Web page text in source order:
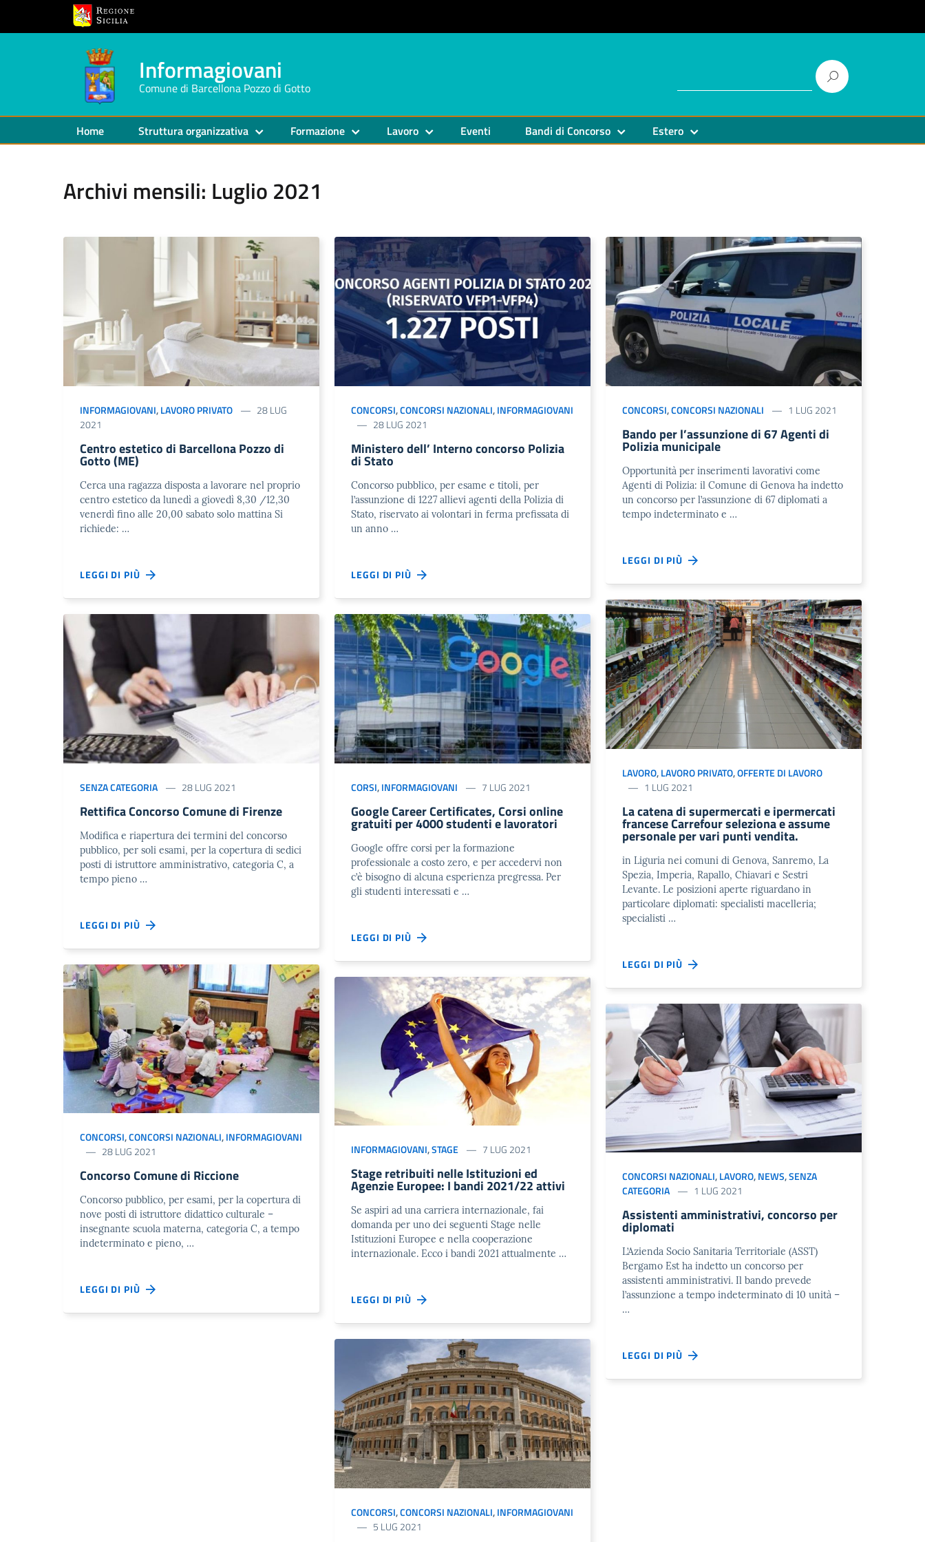
Informagiovani
Comune di Barcellona Pozzo di Gotto
Home Struttura organizzativa Formazione Lavoro Eventi Bandi di Concorso Estero
Archivi mensili: Luglio 2021
INFORMAGIOVANI,LAVORO PRIVATO
28 LUG
2021
Centro estetico di Barcellona Pozzo di
Gotto (ME)
Cerca una ragazza disposta a lavorare nel proprio
centro estetico da lunedì a giovedì 8,30 /12,30
venerdì fino alle 20,00 sabato solo mattina Si
richiede: …
LEGGI DI PIÙ
SENZA CATEGORIA 28 LUG 2021
Rettifica Concorso Comune di Firenze
Modifica e riapertura dei termini del concorso
pubblico, per soli esami, per la copertura di sedici
posti di istruttore amministrativo, categoria C, a
tempo pieno …
LEGGI DI PIÙ
CONCORSI,CONCORSI NAZIONALI,INFORMAGIOVANI
28 LUG 2021
Concorso Comune di Riccione
Concorso pubblico, per esami, per la copertura di
nove posti di istruttore didattico culturale –
insegnante scuola materna, categoria C, a tempo
indeterminato e pieno, …
LEGGI DI PIÙ
CONCORSI,CONCORSI NAZIONALI,INFORMAGIOVANI
28 LUG 2021
Ministero dell’ Interno concorso Polizia
di Stato
Concorso pubblico, per esame e titoli, per
l’assunzione di 1227 allievi agenti della Polizia di
Stato, riservato ai volontari in ferma prefissata di
un anno …
LEGGI DI PIÙ
CORSI,INFORMAGIOVANI 7 LUG 2021
Google Career Certificates, Corsi online
gratuiti per 4000 studenti e lavoratori
Google offre corsi per la formazione
professionale a costo zero, e per accedervi non
c’è bisogno di alcuna esperienza pregressa. Per
gli studenti interessati e …
LEGGI DI PIÙ
INFORMAGIOVANI,STAGE 7 LUG 2021
Stage retribuiti nelle Istituzioni ed
Agenzie Europee: I bandi 2021/22 attivi
Se aspiri ad una carriera internazionale, fai
domanda per uno dei seguenti Stage nelle
Istituzioni Europee e nella cooperazione
internazionale. Ecco i bandi 2021 attualmente …
LEGGI DI PIÙ
CONCORSI,CONCORSI NAZIONALI,INFORMAGIOVANI
5 LUG 2021
CONCORSI,CONCORSI NAZIONALI 1 LUG 2021
Bando per l’assunzione di 67 Agenti di
Polizia municipale
Opportunità per inserimenti lavorativi come
Agenti di Polizia: il Comune di Genova ha indetto
un concorso per l’assunzione di 67 diplomati a
tempo indeterminato e …
LEGGI DI PIÙ
LAVORO,LAVORO PRIVATO,OFFERTE DI LAVORO
1 LUG 2021
La catena di supermercati e ipermercati
francese Carrefour seleziona e assume
personale per vari punti vendita.
in Liguria nei comuni di Genova, Sanremo, La
Spezia, Imperia, Rapallo, Chiavari e Sestri
Levante. Le posizioni aperte riguardano in
particolare diplomati: specialisti macelleria;
specialisti …
LEGGI DI PIÙ
CONCORSI NAZIONALI,LAVORO,NEWS,SENZA
CATEGORIA
1 LUG 2021
Assistenti amministrativi, concorso per
diplomati
L’Azienda Socio Sanitaria Territoriale (ASST)
Bergamo Est ha indetto un concorso per
assistenti amministrativi. Il bando prevede
l’assunzione a tempo indeterminato di 10 unità –
…
LEGGI DI PIÙ